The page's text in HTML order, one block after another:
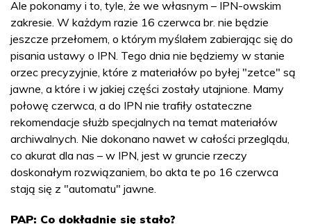
Ale pokonamy i to, tyle, że we własnym – IPN-owskim
zakresie. W każdym razie 16 czerwca br. nie będzie
jeszcze przełomem, o którym myślałem zabierając się do
pisania ustawy o IPN. Tego dnia nie będziemy w stanie
orzec precyzyjnie, które z materiałów po byłej "zetce" są
jawne, a które i w jakiej części zostały utajnione. Mamy
połowę czerwca, a do IPN nie trafiły ostateczne
rekomendacje służb specjalnych na temat materiałów
archiwalnych. Nie dokonano nawet w całości przeglądu,
co akurat dla nas – w IPN, jest w gruncie rzeczy
doskonałym rozwiązaniem, bo akta te po 16 czerwca
stają się z "automatu" jawne.
PAP: Co dokładnie się stało?